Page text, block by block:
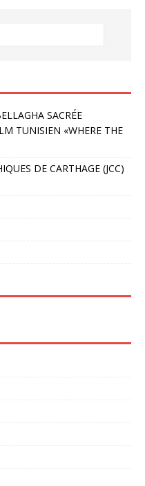
SACRÉE
TUNISIEN «WHERE THE
DE CARTHAGE (JCC)